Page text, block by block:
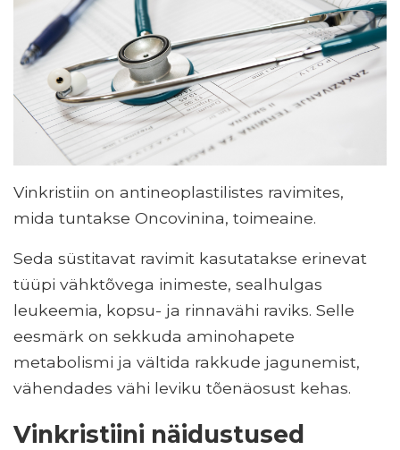
Vinkristiin on antineoplastilistes ravimites,
mida tuntakse Oncovinina, toimeaine.
Seda süstitavat ravimit kasutatakse erinevat
tüüpi vähktõvega inimeste, sealhulgas
leukeemia, kopsu- ja rinnavähi raviks. Selle
eesmärk on sekkuda aminohapete
metabolismi ja vältida rakkude jagunemist,
vähendades vähi leviku tõenäosust kehas.
Vinkristiini näidustused